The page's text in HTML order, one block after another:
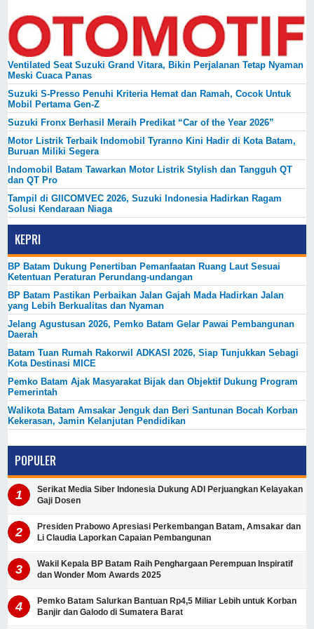
Ventilated Seat Suzuki Grand Vitara, Bikin Perjalanan Tetap Nyaman
Meski Cuaca Panas
Suzuki S-Presso Penuhi Kriteria Hemat dan Ramah, Cocok Untuk
Mobil Pertama Gen-Z
Suzuki Fronx Berhasil Meraih Predikat “Car of the Year 2026”
Motor Listrik Terbaik Indomobil Tyranno Kini Hadir di Kota Batam,
Buruan Miliki Segera
Indomobil Batam Tawarkan Motor Listrik Stylish dan Tangguh QT
dan QT Pro
Tampil di GIICOMVEC 2026, Suzuki Indonesia Hadirkan Ragam
Solusi Kendaraan Niaga
KEPRI
BP Batam Dukung Penertiban Pemanfaatan Ruang Laut Sesuai
Ketentuan Peraturan Perundang-undangan
BP Batam Pastikan Perbaikan Jalan Gajah Mada Hadirkan Jalan
yang Lebih Berkualitas dan Nyaman
Jelang Agustusan 2026, Pemko Batam Gelar Pawai Pembangunan
Daerah
Batam Tuan Rumah Rakorwil ADKASI 2026, Siap Tunjukkan Sebagi
Kota Destinasi MICE
Pemko Batam Ajak Masyarakat Bijak dan Objektif Dukung Program
Pemerintah
Walikota Batam Amsakar Jenguk dan Beri Santunan Bocah Korban
Kekerasan, Jamin Kelanjutan Pendidikan
POPULER
Serikat Media Siber Indonesia Dukung ADI Perjuangkan Kelayakan
Gaji Dosen
Presiden Prabowo Apresiasi Perkembangan Batam, Amsakar dan
Li Claudia Laporkan Capaian Pembangunan
Wakil Kepala BP Batam Raih Penghargaan Perempuan Inspiratif
dan Wonder Mom Awards 2025
Pemko Batam Salurkan Bantuan Rp4,5 Miliar Lebih untuk Korban
Banjir dan Galodo di Sumatera Barat